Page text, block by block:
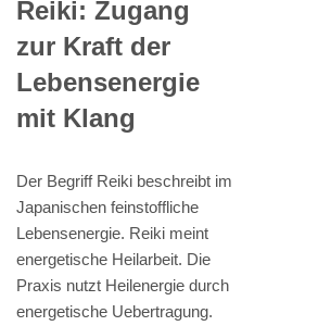
Reiki: Zugang
zur Kraft der
Lebensenergie
mit Klang
Der Begriff Reiki beschreibt im
Japanischen feinstoffliche
Lebensenergie. Reiki meint
energetische Heilarbeit. Die
Praxis nutzt Heilenergie durch
energetische Uebertragung.